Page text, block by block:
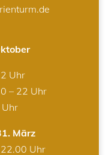
Uhr
– 22 Uhr
März
Uhr